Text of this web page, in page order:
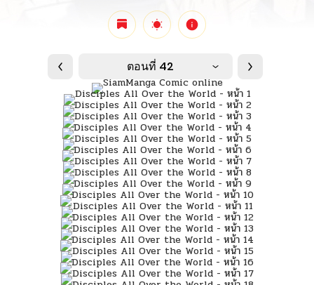
ตอนที่ 42